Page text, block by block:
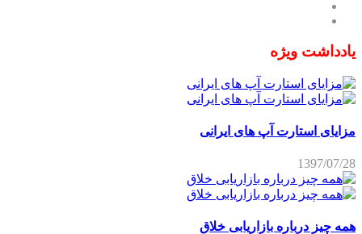
یادداشت ویژه
مزایای استارت آپ های ایرانی
1397/07/28
همه چیز درباره بازاریابی خلاق